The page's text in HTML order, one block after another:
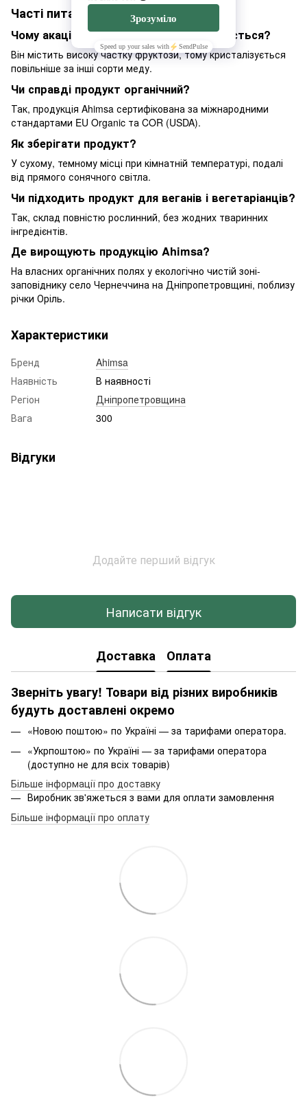
Часті питання
Чому акацієвий мед довго не засахарюється?
Він містить високу частку фруктози, тому кристалізується
повільніше за інші сорти меду.
Чи справді продукт органічний?
Так, продукція Ahimsa сертифікована за міжнародними
стандартами EU Organic та COR (USDA).
Як зберігати продукт?
У сухому, темному місці при кімнатній температурі, подалі
від прямого сонячного світла.
Чи підходить продукт для веганів і вегетаріанців?
Так, склад повністю рослинний, без жодних тваринних
інгредієнтів.
Де вирощують продукцію Ahimsa?
На власних органічних полях у екологічно чистій зоні-
заповіднику село Чернеччина на Дніпропетровщині, поблизу
річки Оріль.
Характеристики
Бренд
Ahimsa
Наявність
В наявності
Регіон
Дніпропетровщина
Вага
300
Відгуки
Додайте перший відгук
Написати відгук
Доставка Оплата
Зверніть увагу! Товари від різних виробників
будуть доставлені окремо
«Новою поштою» по Україні — за тарифами оператора.
«Укрпоштою» по Україні — за тарифами оператора
(доступно не для всіх товарів)
Більше інформації про доставку
Виробник зв'яжеться з вами для оплати замовлення
Більше інформації про оплату